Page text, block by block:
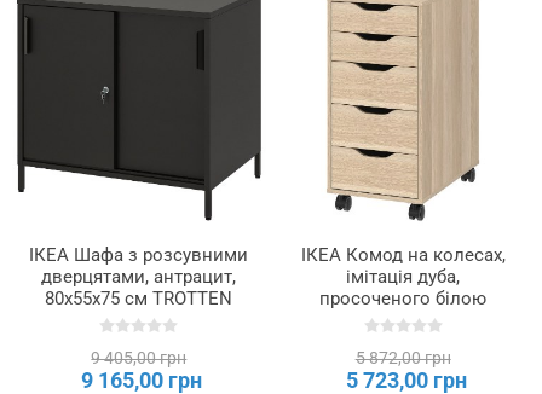
ІКЕА Шафа з розсувними
дверцятами, антрацит,
80x55x75 см TROTTEN
ТРОТТЕН, 004.748.38
9 405,00 грн
9 165,00 грн
ІКЕА Комод на колесах,
імітація дуба,
просоченого білою
морилкою, чорний, 36x76
394.222.21
5 872,00 грн
5 723,00 грн